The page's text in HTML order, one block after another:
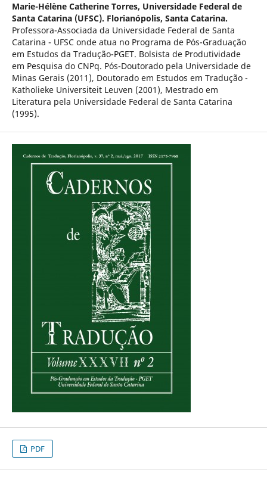
Marie-Hélène Catherine Torres, Universidade Federal de
Santa Catarina (UFSC). Florianópolis, Santa Catarina.
Professora-Associada da Universidade Federal de Santa
Catarina - UFSC onde atua no Programa de Pós-Graduação
em Estudos da Tradução-PGET. Bolsista de Produtividade
em Pesquisa do CNPq. Pós-Doutorado pela Universidade de
Minas Gerais (2011), Doutorado em Estudos em Tradução -
Katholieke Universiteit Leuven (2001), Mestrado em
Literatura pela Universidade Federal de Santa Catarina
(1995).
PDF